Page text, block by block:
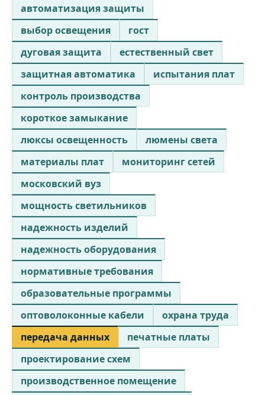
автоматизация защиты
выбор освещения
гост
дуговая защита
естественный свет
защитная автоматика
испытания плат
контроль производства
короткое замыкание
люксы освещенность
люмены света
материалы плат
мониторинг сетей
московский вуз
мощность светильников
надежность изделий
надежность оборудования
нормативные требования
образовательные программы
оптоволоконные кабели
охрана труда
передача данных
печатные платы
проектирование схем
производственное помещение